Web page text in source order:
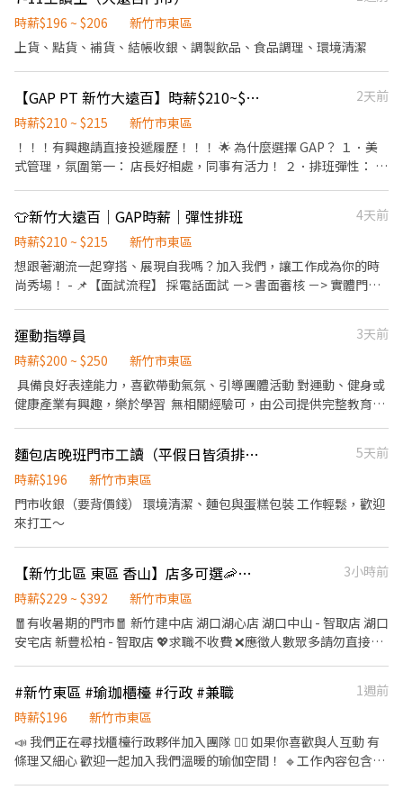
夜班 16 公里內) 🕒工作時間: ▸ 早班: 07:00~08:30-13:30 (配合 2-5
照貨量彈性排班) ▸ 夜班: 23:30-03:30 (配合 2-4 小時依照貨量彈性排
班) ▸ 假日班: 早班 07:00-12:00 / 晚班 17:30-23:30 (配合 2-5 小時依
照貨量彈性排班) 📌 排班說明: 平日一週給班 3-5 天, 假日配合主管排
⸻ ✅工作地點: 東區 / 北區 / 香山區 💪 其他區域也歡迎直接私訊
詢問! 🔥 搶手熱缺異動極快, 優質好缺錯過就沒有了! . ⸻【應徵
方式】⸻ ⚡ 搶手缺額隨時額滿, 手刀點下方 "立即應徵", 顧問線
上馬上回覆安排面試! 或搜尋官方帳號: @922vyxod (一定要加 @ 喔)
加入後請按照格式留言, 專員第一時間處理! 🚫 求職完全免收費 🤝 安
心上工有保障
時薪$196 ~ $206
新竹市東區
上貨、點貨、補貨、結帳收銀、調製飲品、食品調理、環境清潔
【GAP PT 新竹大遠百】時薪$210~$215・無經驗可・排班超彈性！
2天前
時薪$210 ~ $215
新竹市東區
！！！有興趣請直接投遞履歷！！！ 🌟 為什麼選擇 GAP？ １．美
式管理，氛圍第一： 店長好相處，同事有活力！ ２．排班彈性： 每
職場起點！ ４．營運穩定，安心打工 🕶 工作內容 １．提供顧客良
好的服務 ２．提供個人穿搭建議 ３．輔助陳列工作，維持良好的購
物環境 🕒 我們希望你（排班需求） 每次排班至少 4 小時，每週至少
排 20 小時。 ．平日： 每週能給班 3 天(含)以上 ．假日： 每月 8 天
07:00上班；最晚半夜01:00下班
👕新竹大遠百｜GAP時薪｜彈性排班
4天前
時薪$210 ~ $215
新竹市東區
想跟著潮流一起穿搭、展現自我嗎？加入我們，讓工作成為你的時
尚秀場！ - 📌【面試流程】 採電話面試 －> 書面審核 －> 實體門市
貨，搶先體驗最新流行單品 邀請顧客加入GAP會員與顧客分享優惠
活動 - 🌈【你是不是我們在找的人？】 對服飾有滿滿熱情，享受在
快節奏中展現自我 擅長溝通，跟顧客和同事都能愉快互動 願意傾
聽、分享，讓客人都感受到貼心服務 樂於學習與成長且抗壓性佳 -
至少排 4 小時，每週至少 20 小時 - 🧡還等什麼？用你的時尚態度，
加入我們，一起嗨翻GAP！ 趕快投遞履歷，來 GAP 一起穿搭出你的
運動指導員
3天前
時薪$200 ~ $250
新竹市東區
具備良好表達能力，喜歡帶動氣氛、引導團體活動 對運動、健身或
健康產業有興趣，樂於學習 無相關經驗可，由公司提供完整教育訓
麵包店晚班門市工讀（平假日皆須排班）
5天前
時薪$196
新竹市東區
門市收銀（要背價錢） 環境清潔、麵包與蛋糕包裝 工作輕鬆，歡迎
來打工～
【新竹北區 東區 香山】店多可選🦐蝦皮 門市人員🎉理貨上架收銀超簡單🙌🏻歡迎兼職打工
3小時前
時薪$229 ~ $392
新竹市東區
🧧有收暑期的門市🧧 新竹建中店 湖口湖心店 湖口中山 - 智取店 湖口
安宅店 新豐松柏 - 智取店 💖求職不收費 ❌應徵人數眾多請勿直接到
點、理貨等 ②提供顧客接待、收銀結帳等服務 ③維持門市作業區環
境、清潔維護作業 ④配合調店、支援 ▶智取店(無人店) ①負責包裹
收寄、搬運、盤點、理貨等 ②維持門市作業區環境、清潔維護作業
③智取店為無人商店，有單日跑點需求(單日跑點2-5間門市) ④配合
#新竹東區 #瑜珈櫃檯 #行政 #兼職
1週前
時薪$196
新竹市東區
📣 我們正在尋找櫃檯行政夥伴加入團隊 🧘‍♀️ 如果你喜歡與人互動 有
條理又細心 歡迎一起加入我們溫暖的瑜伽空間！ 🔹工作內容包含：